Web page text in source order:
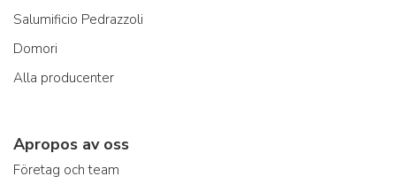
Salumificio Pedrazzoli
Domori
Alla producenter
Apropos av oss
Företag och team